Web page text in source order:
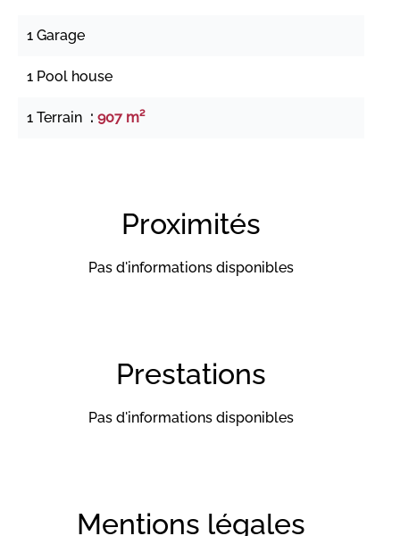
1 Garage
1 Pool house
1 Terrain 907 m²
Proximités
Pas d'informations disponibles
Prestations
Pas d'informations disponibles
Mentions légales